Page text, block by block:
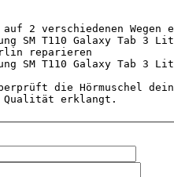
2 verschiedenen Wegen
SM T110 Galaxy Tab
reparieren
SM T110 Galaxy
die Hörmuschel